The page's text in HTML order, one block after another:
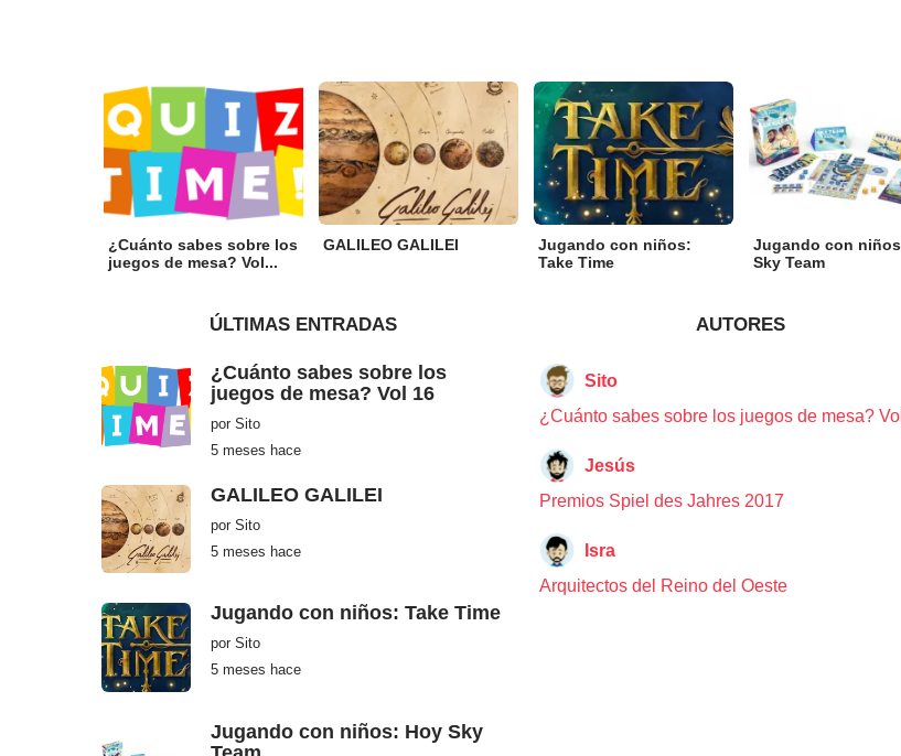
¿Cuánto sabes sobre los
juegos de mesa? Vol...
GALILEO GALILEI
Jugando con niños:
Take Time
Jugando con
Sky Team
ÚLTIMAS ENTRADAS
¿Cuánto sabes sobre los
juegos de mesa? Vol 16
por Sito
5 meses hace5
s
a
GALILEO GALILEI
por Sito
5 meses hace5
e
c
Jugando con niños: Take Time
por Sito
5 meses hace5
e
Jugando con niños: Hoy Sky
AUTORES
Sito
¿Cuánto sabes sobre los juegos de mesa?
Jesús
Premios Spiel des Jahres 2017
Isra
Arquitectos del Reino del Oeste